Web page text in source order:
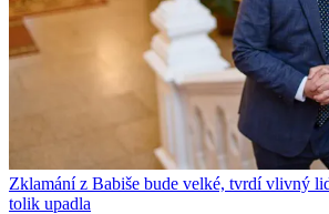
Zklamání z Babiše bude velké, tvrdí vlivný
tolik upadla